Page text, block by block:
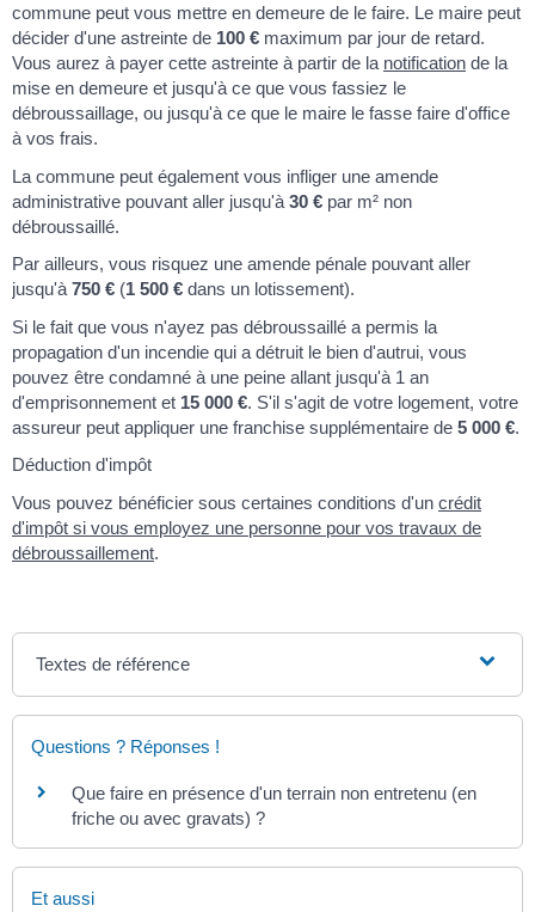
commune peut vous mettre en demeure de le faire. Le maire peut
décider d'une astreinte de 100 € maximum par jour de retard.
Vous aurez à payer cette astreinte à partir de la notification de la
mise en demeure et jusqu'à ce que vous fassiez le
débroussaillage, ou jusqu'à ce que le maire le fasse faire d'office
à vos frais.
La commune peut également vous infliger une amende
administrative pouvant aller jusqu'à 30 € par m² non
débroussaillé.
Par ailleurs, vous risquez une amende pénale pouvant aller
jusqu'à 750 € (1 500 € dans un lotissement).
Si le fait que vous n'ayez pas débroussaillé a permis la
propagation d'un incendie qui a détruit le bien d'autrui, vous
pouvez être condamné à une peine allant jusqu'à 1 an
d'emprisonnement et 15 000 €. S'il s'agit de votre logement, votre
assureur peut appliquer une franchise supplémentaire de 5 000 €.
Déduction d'impôt
Vous pouvez bénéficier sous certaines conditions d'un crédit
d'impôt si vous employez une personne pour vos travaux de
débroussaillement.
Textes de référence
Questions ? Réponses !
Que faire en présence d'un terrain non entretenu (en
friche ou avec gravats) ?
Et aussi